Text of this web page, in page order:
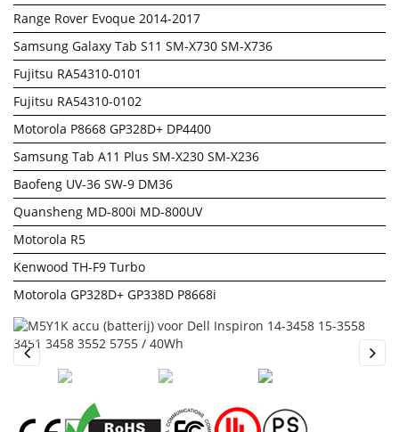
Range Rover Evoque 2014-2017
Samsung Galaxy Tab S11 SM-X730 SM-X736
Fujitsu RA54310-0101
Fujitsu RA54310-0102
Motorola P8668 GP328D+ DP4400
Samsung Tab A11 Plus SM-X230 SM-X236
Baofeng UV-36 SW-9 DM36
Quansheng MD-800i MD-800UV
Motorola R5
Kenwood TH-F9 Turbo
Motorola GP328D+ GP338D P8668i
Previous